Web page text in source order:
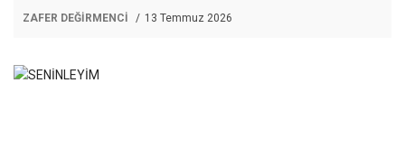
ZAFER DEĞİRMENCİ 13 Temmuz 2026